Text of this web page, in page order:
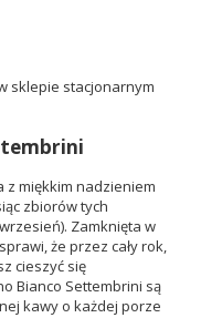
sklepie stacjonarnym
z miękkim nadzieniem
zbiorów tych
Zamknięta w
że przez cały rok,
cieszyć się
Bianco Settembrini są
kawy o każdej porze